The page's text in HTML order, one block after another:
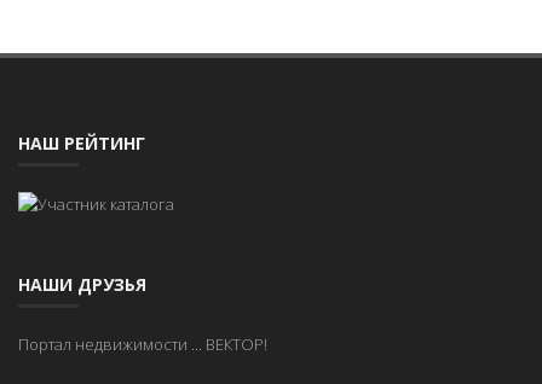
НАШ РЕЙТИНГ
НАШИ ДРУЗЬЯ
Портал недвижимости ... ВЕКТОР!